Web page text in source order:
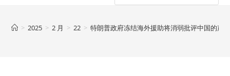
> 2025 > 2 月 > 22 > 特朗普政府冻结海外援助将消弱批评中国的声